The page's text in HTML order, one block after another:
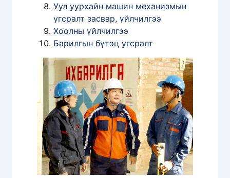
Уул уурхайн машин механизмын
угсралт засвар, үйлчилгээ
Хоолны үйлчилгээ
Барилгын бүтэц угсралт